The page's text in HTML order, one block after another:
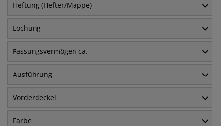
Heftung (Hefter/Mappe)
Lochung
Fassungsvermögen ca.
Ausführung
Vorderdeckel
Farbe